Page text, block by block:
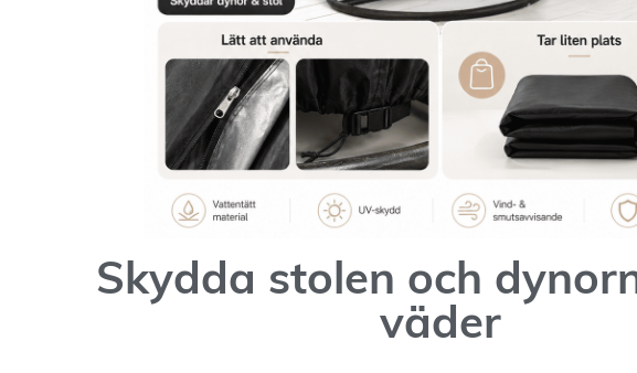
Skydda stolen och
väder